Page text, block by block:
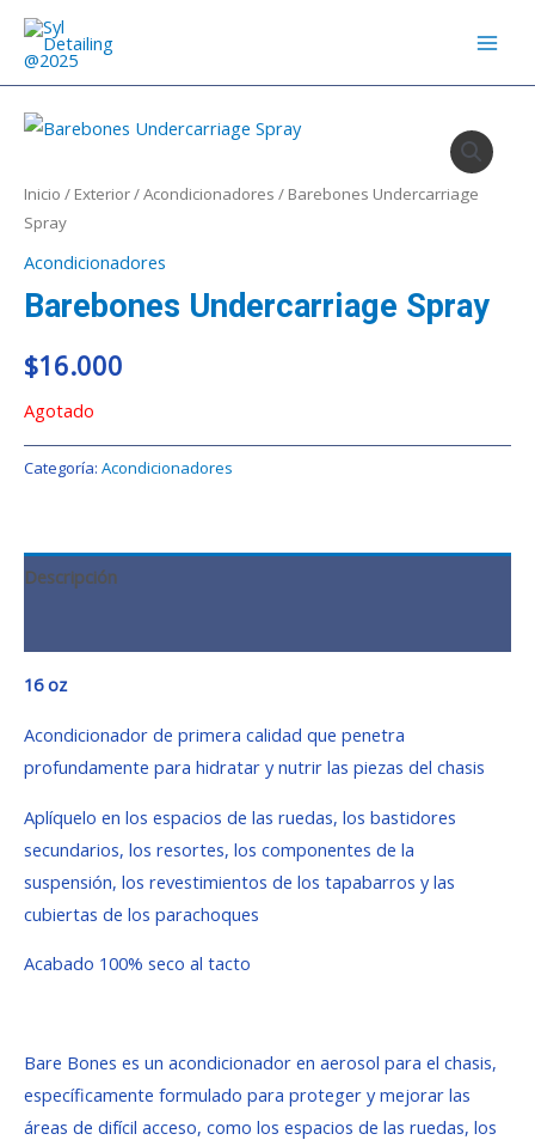
contenido
Inicio / Exterior/Acondicionadores / Barebones Undercarriage
Spray
Acondicionadores
Barebones Undercarriage Spray
$16.000
Agotado
Categoría: Acondicionadores
Descripción
16 oz
Acondicionador de primera calidad que penetra
profundamente para hidratar y nutrir las piezas del chasis
Aplíquelo en los espacios de las ruedas, los bastidores
secundarios, los resortes, los componentes de la
suspensión, los revestimientos de los tapabarros y las
cubiertas de los parachoques
Acabado 100% seco al tacto
Bare Bones es un acondicionador en aerosol para el chasis,
específicamente formulado para proteger y mejorar las
áreas de difícil acceso, como los espacios de las ruedas, los